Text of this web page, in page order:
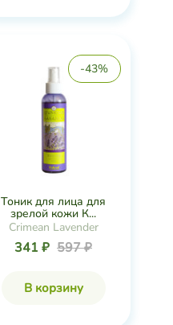
-43%
Тоник для лица для
зрелой кожи К...
Crimean Lavender
341 ₽ 597 ₽
В корзину